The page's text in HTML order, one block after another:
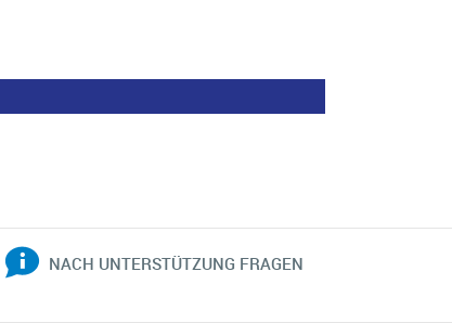
NACH UNTERSTÜTZUNG FRAGEN